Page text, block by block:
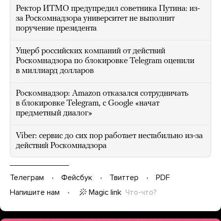
Ректор ИТМО предупредил советника Путина: из-
за Роскомнадзора университет не выполнит
поручение президента
Ущерб российских компаний от действий
Роскомнадзора по блокировке Telegram оценили
в миллиард долларов
Роскомнадзор: Amazon отказался сотрудничать
в блокировке Telegram, с Google «начат
предметный диалог»
Viber: сервис до сих пор работает нестабильно из-за
действий Роскомнадзора
Телеграм Фейсбук Твиттер
PDF
Напишите нам
Magic link Что-что?